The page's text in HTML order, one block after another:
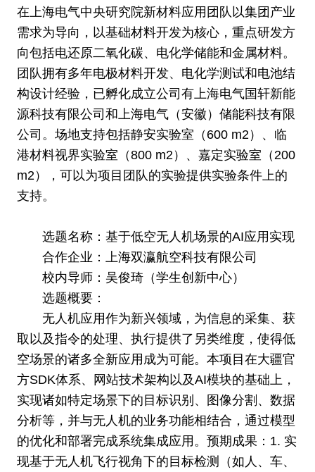
在上海电气中央研究院新材料应用团队以集团产业
需求为导向，以基础材料开发为核心，重点研发方
向包括电还原二氧化碳、电化学储能和金属材料。
团队拥有多年电极材料开发、电化学测试和电池结
构设计经验，已孵化成立公司有上海电气国轩新能
源科技有限公司和上海电气（安徽）储能科技有限
公司。场地支持包括静安实验室（600 m2）、临
港材料视界实验室（800 m2）、嘉定实验室（200
m2），可以为项目团队的实验提供实验条件上的
支持。
选题名称：基于低空无人机场景的AI应用实现
合作企业：上海双瀛航空科技有限公司
校内导师：吴俊琦（学生创新中心）
选题概要：
无人机应用作为新兴领域，为信息的采集、获
取以及指令的处理、执行提供了另类维度，使得低
空场景的诸多全新应用成为可能。本项目在大疆官
方SDK体系、网站技术架构以及AI模块的基础上，
实现诸如特定场景下的目标识别、图像分割、数据
分析等，并与无人机的业务功能相结合，通过模型
的优化和部署完成系统集成应用。预期成果：1. 实
现基于无人机飞行视角下的目标检测（如人、车、